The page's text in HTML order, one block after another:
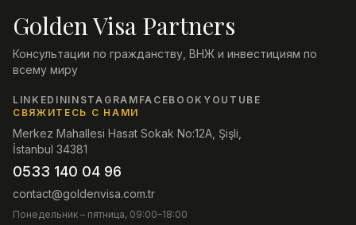
Golden Visa Partners
Консультации по гражданству, ВНЖ и инвестициям по
всему миру
LINKEDININSTAGRAM FACEBOOK YOUTUBE
СВЯЖИТЕСЬ С НАМИ
Merkez Mahallesi Hasat Sokak No:12A, Şişli,
İstanbul 34381
0533 140 04 96
contact@goldenvisa.com.tr
Понедельник – пятница, 09:00–18:00